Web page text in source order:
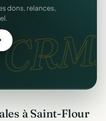
dons, relances,
à Saint-Flour